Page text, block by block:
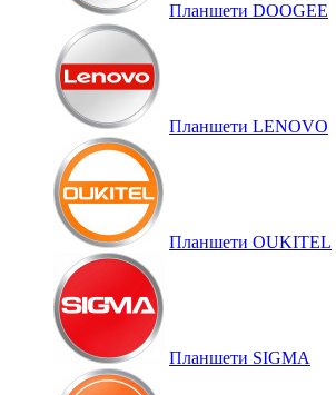
Планшети DOOGEE
Планшети LENOVO
Планшети OUKITEL
Планшети SIGMA